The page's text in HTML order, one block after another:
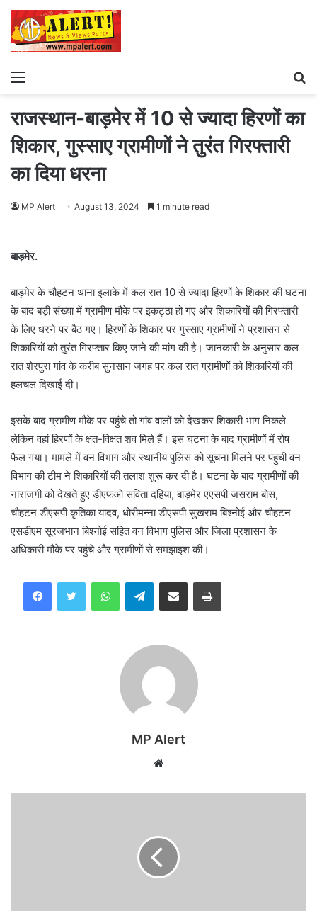
Menu
राजस्थान-बाड़मेर में 10 से ज्यादा हिरणों का
शिकार, गुस्साए ग्रामीणों ने तुरंत गिरफ्तारी
का दिया धरना
MP Alert August 13, 2024 1 minute read
बाड़मेर.
बाड़मेर के चौहटन थाना इलाके में कल रात 10 से ज्यादा हिरणों के शिकार की घटना
के बाद बड़ी संख्या में ग्रामीण मौके पर इकट्ठा हो गए और शिकारियों की गिरफ्तारी
के लिए धरने पर बैठ गए। हिरणों के शिकार पर गुस्साए ग्रामीणों ने प्रशासन से
शिकारियों को तुरंत गिरफ्तार किए जाने की मांग की है। जानकारी के अनुसार कल
रात शेरपुरा गांव के करीब सुनसान जगह पर कल रात ग्रामीणों को शिकारियों की
हलचल दिखाई दी।
इसके बाद ग्रामीण मौके पर पहुंचे तो गांव वालों को देखकर शिकारी भाग निकले
लेकिन वहां हिरणों के क्षत-विक्षत शव मिले हैं। इस घटना के बाद ग्रामीणों में रोष
फैल गया। मामले में वन विभाग और स्थानीय पुलिस को सूचना मिलने पर पहुंची वन
विभाग की टीम ने शिकारियों की तलाश शुरू कर दी है। घटना के बाद ग्रामीणों की
नाराजगी को देखते हुए डीएफओ सविता दहिया, बाड़मेर एएसपी जसराम बोस,
चौहटन डीएसपी कृतिका यादव, धोरीमन्ना डीएसपी सुखराम बिश्नोई और चौहटन
एसडीएम सूरजभान बिश्नोई सहित वन विभाग पुलिस और जिला प्रशासन के
अधिकारी मौके पर पहुंचे और ग्रामीणों से समझाइश की।
WhatsAppTelegramShare via Email Print
MP Alert
Website